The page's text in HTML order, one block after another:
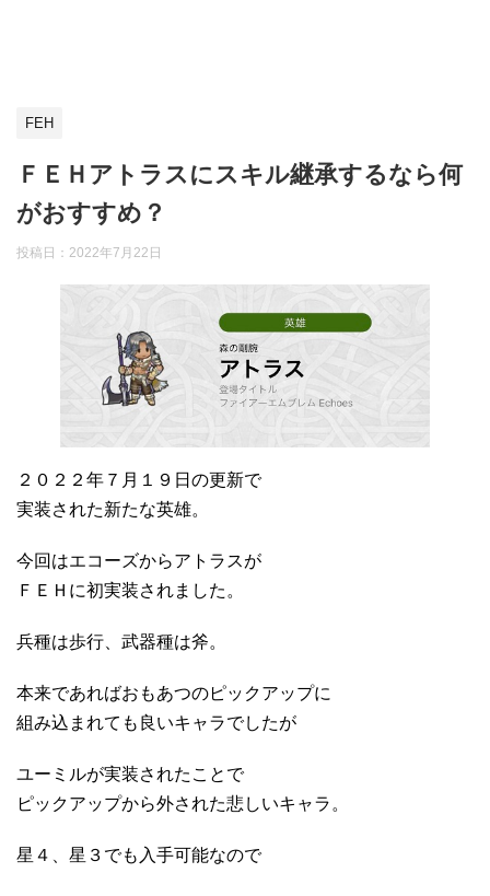
FEH
ＦＥＨアトラスにスキル継承するなら何
がおすすめ？
投稿日： 2022年7月22日
２０２２年７月１９日の更新で
実装された新たな英雄。
今回はエコーズからアトラスが
ＦＥＨに初実装されました。
兵種は歩行、武器種は斧。
本来であればおもあつのピックアップに
組み込まれても良いキャラでしたが
ユーミルが実装されたことで
ピックアップから外された悲しいキャラ。
星４、星３でも入手可能なので